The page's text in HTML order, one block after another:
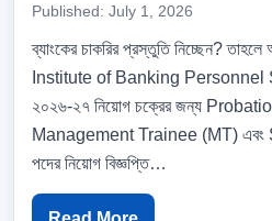
Published: July 1, 2026
ব্যাংকের চাকরির প্রস্তুতি নিচ্ছেন?
Institute of Banking
২০২৬-২৭ নিয়োগ চক্রের জন্য
Management Trainee (MT)
পদের নিয়োগ বিজ্ঞপ্তি…